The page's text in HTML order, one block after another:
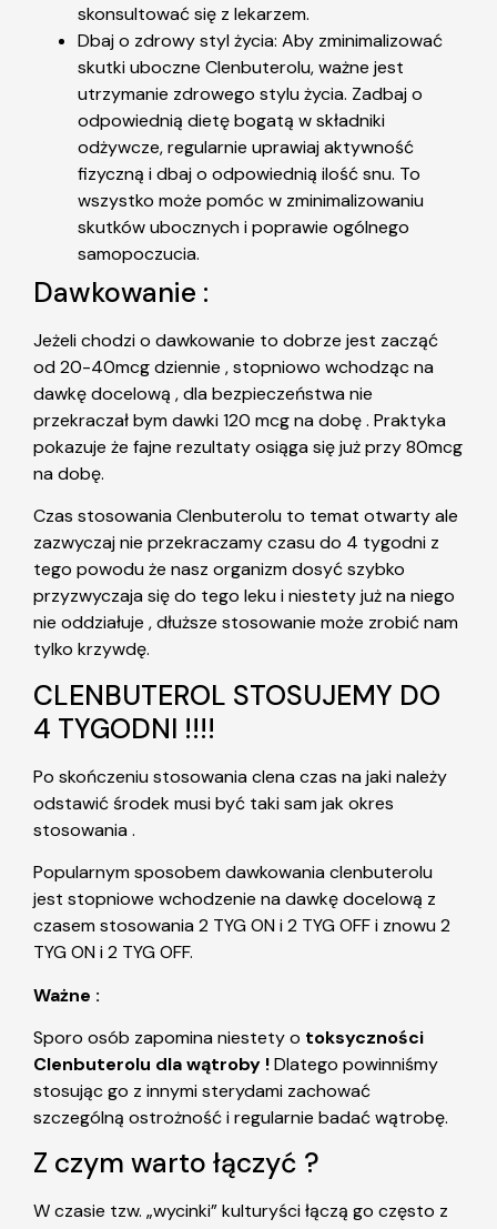
skonsultować się z lekarzem.
Dbaj o zdrowy styl życia: Aby zminimalizować
skutki uboczne Clenbuterolu, ważne jest
utrzymanie zdrowego stylu życia. Zadbaj o
odpowiednią dietę bogatą w składniki
odżywcze, regularnie uprawiaj aktywność
fizyczną i dbaj o odpowiednią ilość snu. To
wszystko może pomóc w zminimalizowaniu
skutków ubocznych i poprawie ogólnego
samopoczucia.
Dawkowanie :
Jeżeli chodzi o dawkowanie to dobrze jest zacząć
od 20-40mcg dziennie , stopniowo wchodząc na
dawkę docelową , dla bezpieczeństwa nie
przekraczał bym dawki 120 mcg na dobę . Praktyka
pokazuje że fajne rezultaty osiąga się już przy 80mcg
na dobę.
Czas stosowania Clenbuterolu to temat otwarty ale
zazwyczaj nie przekraczamy czasu do 4 tygodni z
tego powodu że nasz organizm dosyć szybko
przyzwyczaja się do tego leku i niestety już na niego
nie oddziałuje , dłuższe stosowanie może zrobić nam
tylko krzywdę.
CLENBUTEROL STOSUJEMY DO
4 TYGODNI !!!!
Po skończeniu stosowania clena czas na jaki należy
odstawić środek musi być taki sam jak okres
stosowania .
Popularnym sposobem dawkowania clenbuterolu
jest stopniowe wchodzenie na dawkę docelową z
czasem stosowania 2 TYG ON i 2 TYG OFF i znowu 2
TYG ON i 2 TYG OFF.
Ważne :
Sporo osób zapomina niestety o toksyczności
Clenbuterolu dla wątroby !Dlatego powinniśmy
stosując go z innymi sterydami zachować
szczególną ostrożność i regularnie badać wątrobę.
Z czym warto łączyć ?
W czasie tzw. „wycinki” kulturyści łączą go często z